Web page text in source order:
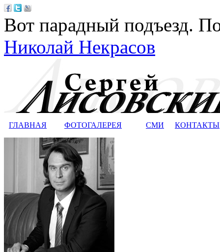
Вот парадный подъезд.
Николай Некрасов
ГЛАВНАЯ ФОТОГАЛЕРЕЯ СМИ КОНТАКТЫ